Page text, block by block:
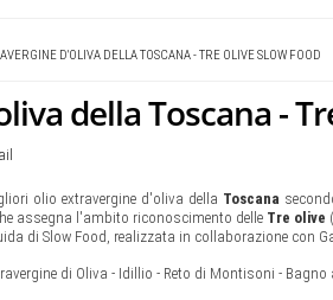
D'OLIVA DELLA TOSCANA - TRE OLIVE SLOW FOOD
della Toscana -
olio extravergine d'oliva della Toscana
assegna l'ambito riconoscimento delle Tre olive
di Slow Food, realizzata in collaborazione con
di Oliva - Idillio - Reto di Montisoni - Bagno